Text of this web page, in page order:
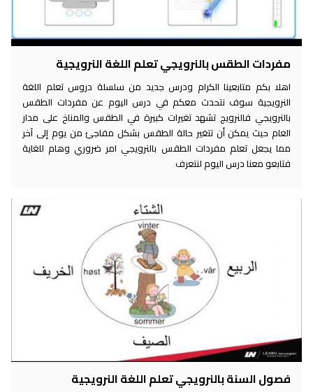
مفردات الطقس بالنرويجي تعلم اللغة النرويجية
اهلا بكم متابعينا الكرام ودرس جديد من سلسلة دروس تعلم اللغة
النرويجية سوف نتحدث معكم في درس اليوم عن مفردات الطقس
بالنرويجي فالنرويج تشهد تغيرات كبيرة في الطقس والمناخ على مدار
العام حيث يمكن أن تتغير حالة الطقس بشكل مفاجئ من يوم إلى آخر
مما يجعل تعلم مفردات الطقس بالنرويجي امر ضروري وهام للغاية
فتابعو معنا درس اليوم لنتعرف
فصول السنة بالنرويجي تعلم اللغة النرويجية